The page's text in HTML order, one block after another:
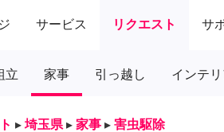
サービス リクエスト サ
立 家事 引っ越し インテ
▸ 埼玉県 ▸ 家事 ▸ 害虫駆除